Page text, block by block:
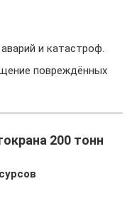
и катастроф.
повреждённых
200 тонн